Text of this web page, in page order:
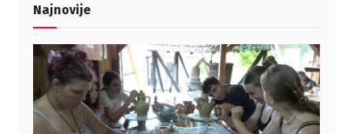
Najnovije